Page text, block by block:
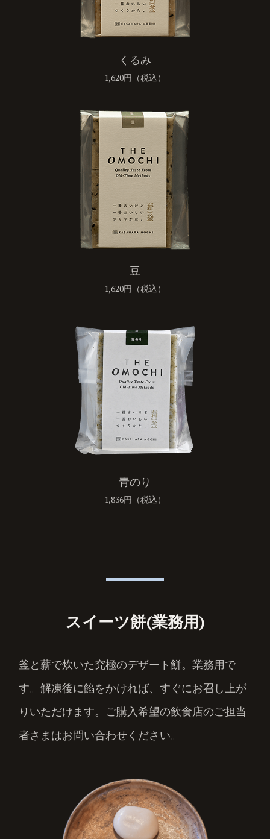
くるみ
1,620円（税込）
豆
1,620円（税込）
青のり
1,836円（税込）
スイーツ餅(業務用)
釜と薪で炊いた究極のデザート餅。業務用で
す。解凍後に餡をかければ、すぐにお召し上が
りいただけます。ご購入希望の飲食店のご担当
者さまはお問い合わせください。